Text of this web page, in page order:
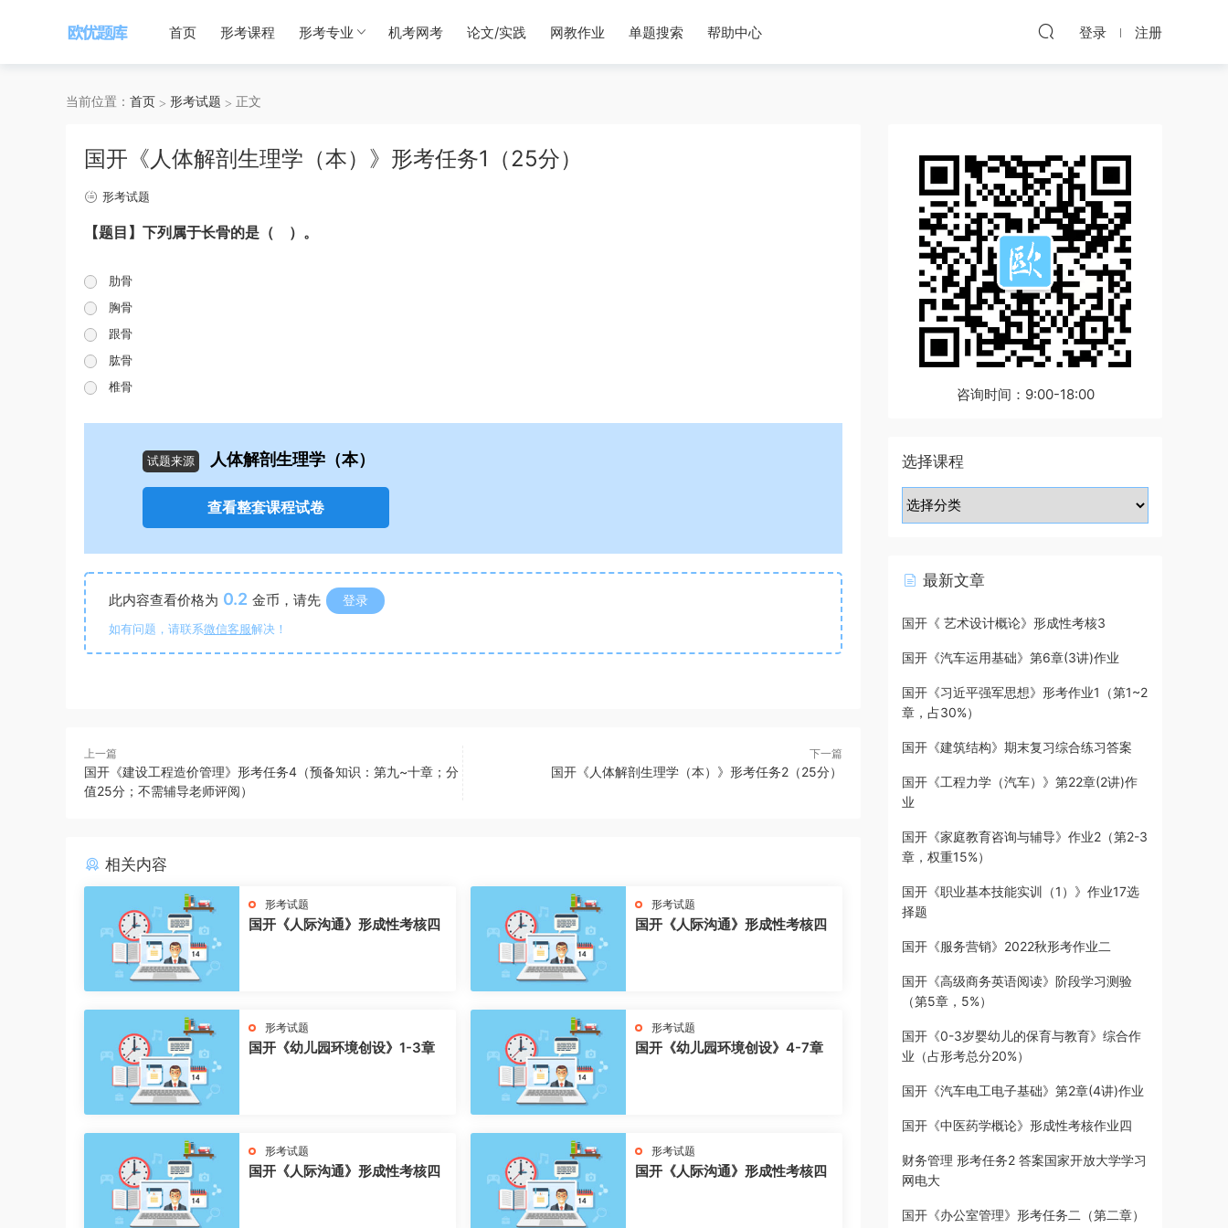
首页 形考课程 形考专业 机考网考 论文/实践 网教作业 单题搜索 帮助中心 登录 注册
当前位置： 首页 形考试题 正文
国开《人体解剖生理学（本）》形考任务1（25分）
形考试题
【题目】下列属于长骨的是（ ）。
肋骨
胸骨
跟骨
肱骨
椎骨
试题来源 人体解剖生理学（本）
查看整套课程试卷
此内容查看价格为 0.2 金币，请先 登录
如有问题，请联系微信客服解决！
上一篇
国开《建设工程造价管理》形考任务4（预备知识：第九~十章；分
值25分；不需辅导老师评阅）
下一篇
国开《人体解剖生理学（本）》形考任务2（25分）
相关内容
形考试题
国开《人际沟通》形成性考核四
形考试题
国开《人际沟通》形成性考核四
形考试题
国开《幼儿园环境创设》1-3章
形考试题
国开《幼儿园环境创设》4-7章
形考试题
国开《人际沟通》形成性考核四
形考试题
国开《人际沟通》形成性考核四
咨询时间：9:00-18:00
选择课程
最新文章
国开《 艺术设计概论》形成性考核3
国开《汽车运用基础》第6章(3讲)作业
国开《习近平强军思想》形考作业1（第1~2
章，占30%）
国开《建筑结构》期末复习综合练习答案
国开《工程力学（汽车）》第22章(2讲)作
业
国开《家庭教育咨询与辅导》作业2（第2-3
章，权重15%）
国开《职业基本技能实训（1）》作业17选
择题
国开《服务营销》2022秋形考作业二
国开《高级商务英语阅读》阶段学习测验
（第5章，5%）
国开《0-3岁婴幼儿的保育与教育》综合作
业（占形考总分20%）
国开《汽车电工电子基础》第2章(4讲)作业
国开《中医药学概论》形成性考核作业四
财务管理 形考任务2 答案国家开放大学学习
网电大
国开《办公室管理》形考任务二（第二章）